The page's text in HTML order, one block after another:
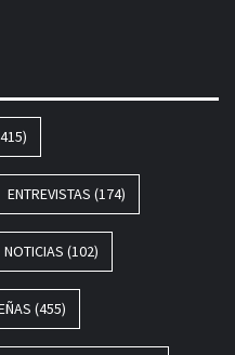
ENTREVISTAS (174)
NOTICIAS (102)
(455)